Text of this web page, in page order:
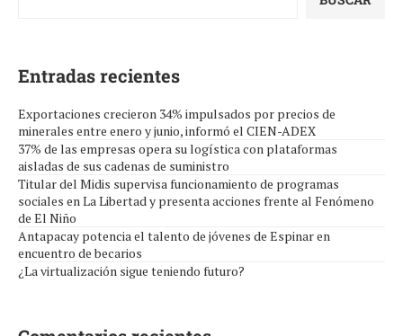
Entradas recientes
Exportaciones crecieron 34% impulsados por precios de
minerales entre enero y junio, informó el CIEN-ADEX
37% de las empresas opera su logística con plataformas
aisladas de sus cadenas de suministro
Titular del Midis supervisa funcionamiento de programas
sociales en La Libertad y presenta acciones frente al Fenómeno
de El Niño
Antapacay potencia el talento de jóvenes de Espinar en
encuentro de becarios
¿La virtualización sigue teniendo futuro?